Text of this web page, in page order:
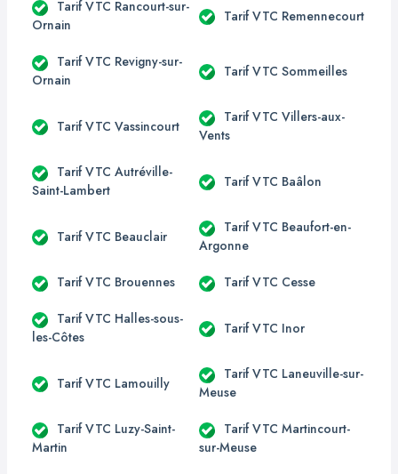
Tarif VTC Rancourt-sur-
Ornain
Tarif VTC Remennecourt
Tarif VTC Revigny-sur-
Ornain
Tarif VTC Sommeilles
Tarif VTC Vassincourt
Tarif VTC Villers-aux-
Vents
Tarif VTC Autréville-
Saint-Lambert
Tarif VTC Baâlon
Tarif VTC Beauclair
Tarif VTC Beaufort-en-
Argonne
Tarif VTC Brouennes Tarif VTC Cesse
Tarif VTC Halles-sous-
les-Côtes
Tarif VTC Inor
Tarif VTC Lamouilly
Tarif VTC Laneuville-sur-
Meuse
Tarif VTC Luzy-Saint-
Martin
Tarif VTC Martincourt-
sur-Meuse